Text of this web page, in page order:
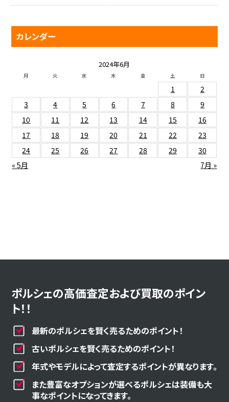
カレンダー
2024年6月
月 火 水 木 金 土 日
« 5月 7月 »
1
2
3
4 5 6 7 8
9
10
11 12 13 14 15
16
17
18 19 20 21 22
23
24
25 26 27 28 29 30
ポルシェの高価査定および買取のポイン
ト！！
最新のポルシェを賢く売るためのポイント！
古いポルシェを賢く売るためのポイント！
年式やモデルによって査定するポイントが異なります。
また豊富なオプションが選べるポルシェは装備も大
事なポイントになってきます。